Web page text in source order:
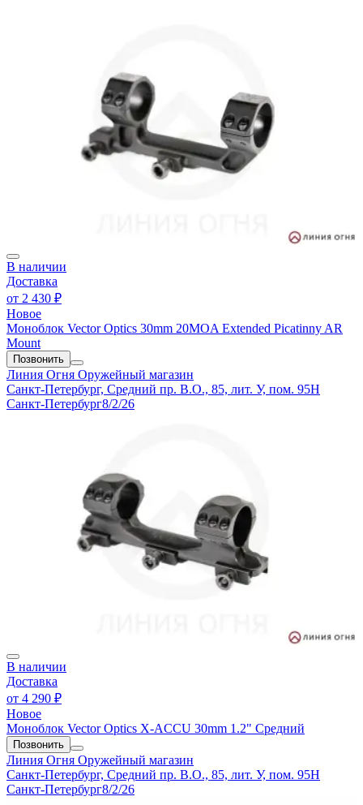
В наличии
Доставка
от 2 430 ₽
Новое
Моноблок Vector Optics 30mm 20MOA Extended Picatinny AR
Mount
Позвонить
Линия Огня Оружейный магазин
Санкт-Петербург, Средний пр. В.О., 85, лит. У, пом. 95Н
Санкт-Петербург8/2/26
В наличии
Доставка
от 4 290 ₽
Новое
Моноблок Vector Optics X-ACCU 30mm 1.2" Средний
Позвонить
Линия Огня Оружейный магазин
Санкт-Петербург, Средний пр. В.О., 85, лит. У, пом. 95Н
Санкт-Петербург8/2/26